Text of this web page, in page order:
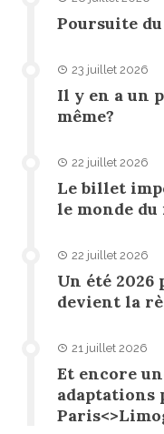
Poursuite
23 juillet 2026
Il y en a un
même?
22 juillet 2026
Le billet
le monde
22 juillet 2026
Un été
devient la
21 juillet 2026
Et encore
adaptations